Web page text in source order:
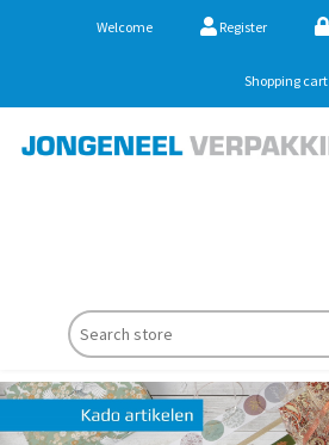
Welcome Register
Shopping cart